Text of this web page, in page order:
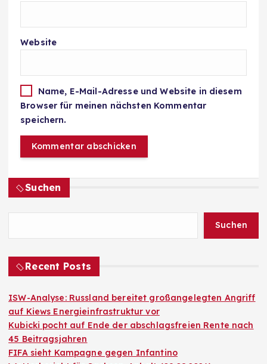
Website
Name, E-Mail-Adresse und Website in diesem
Browser für meinen nächsten Kommentar
speichern.
Suchen
Suchen
Recent Posts
ISW-Analyse: Russland bereitet großangelegten Angriff
auf Kiews Energieinfrastruktur vor
Kubicki pocht auf Ende der abschlagsfreien Rente nach
45 Beitragsjahren
FIFA sieht Kampagne gegen Infantino